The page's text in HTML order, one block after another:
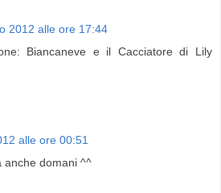
2012 alle ore 17:44
Biancaneve e il Cacciatore di Lily
alle ore 00:51
anche domani ^^